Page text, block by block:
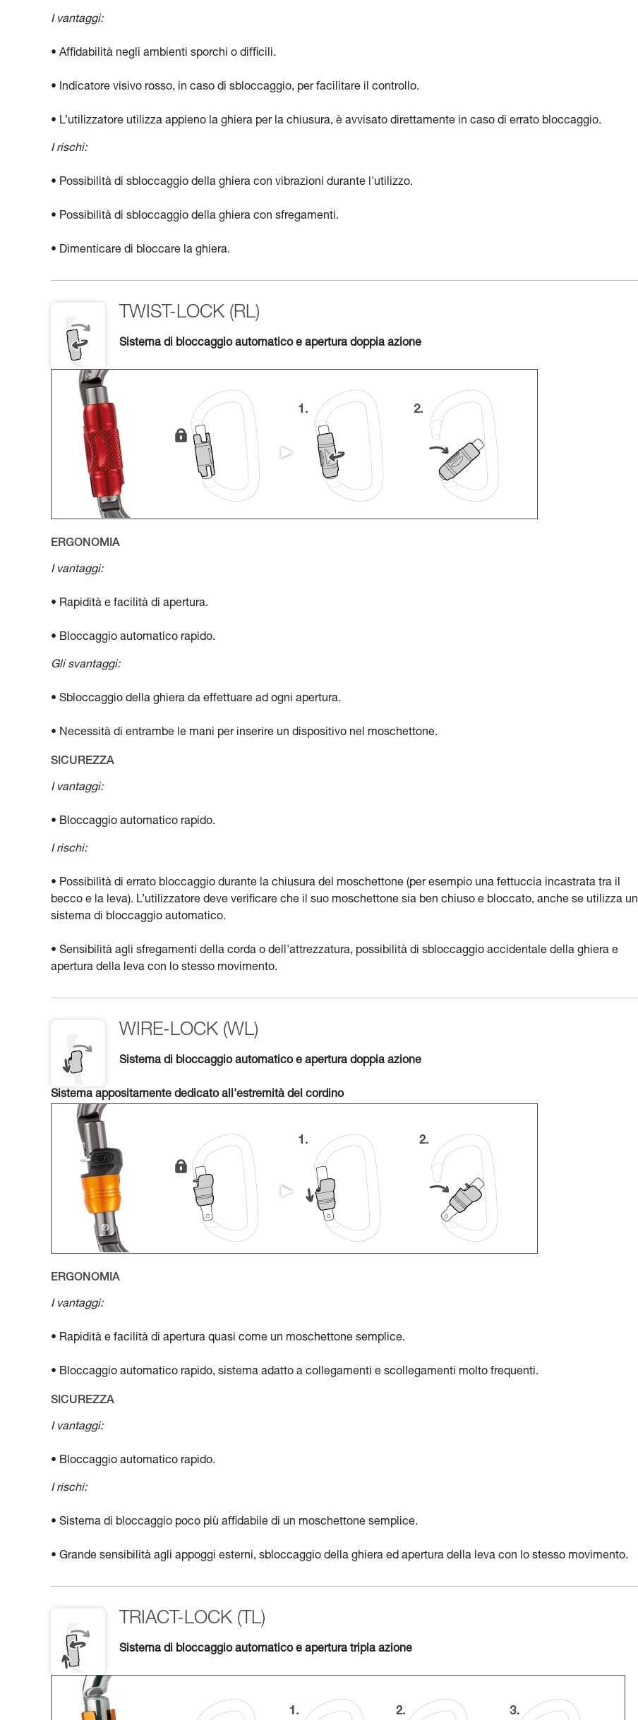
I vantaggi:
• Affidabilità negli ambienti sporchi o difficili.
• Indicatore visivo rosso, in caso di sbloccaggio, per facilitare il controllo.
• L’utilizzatore utilizza appieno la ghiera per la chiusura, è avvisato direttamente in caso di errato bloccaggio.
I rischi:
• Possibilità di sbloccaggio della ghiera con vibrazioni durante l'utilizzo.
• Possibilità di sbloccaggio della ghiera con sfregamenti.
• Dimenticare di bloccare la ghiera.
TWIST-LOCK (RL)
Sistema di bloccaggio automatico e apertura doppia azione
ERGONOMIA
I vantaggi:
• Rapidità e facilità di apertura.
• Bloccaggio automatico rapido.
Gli svantaggi:
• Sbloccaggio della ghiera da effettuare ad ogni apertura.
• Necessità di entrambe le mani per inserire un dispositivo nel moschettone.
SICUREZZA
I vantaggi:
• Bloccaggio automatico rapido.
I rischi:
• Possibilità di errato bloccaggio durante la chiusura del moschettone (per esempio una fettuccia incastrata tra il
becco e la leva). L’utilizzatore deve verificare che il suo moschettone sia ben chiuso e bloccato, anche se utilizza un
sistema di bloccaggio automatico.
• Sensibilità agli sfregamenti della corda o dell'attrezzatura, possibilità di sbloccaggio accidentale della ghiera e
apertura della leva con lo stesso movimento.
WIRE-LOCK (WL)
Sistema di bloccaggio automatico e apertura doppia azione
Sistema appositamente dedicato all'estremità del cordino
ERGONOMIA
I vantaggi:
• Rapidità e facilità di apertura quasi come un moschettone semplice.
• Bloccaggio automatico rapido, sistema adatto a collegamenti e scollegamenti molto frequenti.
SICUREZZA
I vantaggi:
• Bloccaggio automatico rapido.
I rischi:
• Sistema di bloccaggio poco più affidabile di un moschettone semplice.
• Grande sensibilità agli appoggi esterni, sbloccaggio della ghiera ed apertura della leva con lo stesso movimento.
TRIACT-LOCK (TL)
Sistema di bloccaggio automatico e apertura tripla azione